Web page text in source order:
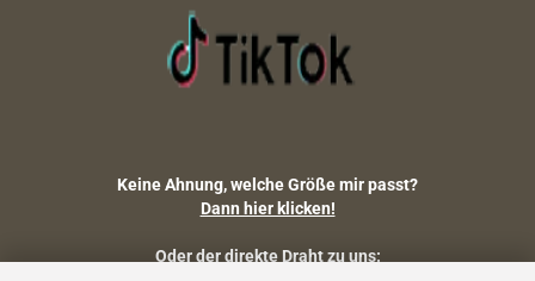
Keine Ahnung, welche Größe mir passt?
Dann hier klicken!
Oder der direkte Draht zu uns: